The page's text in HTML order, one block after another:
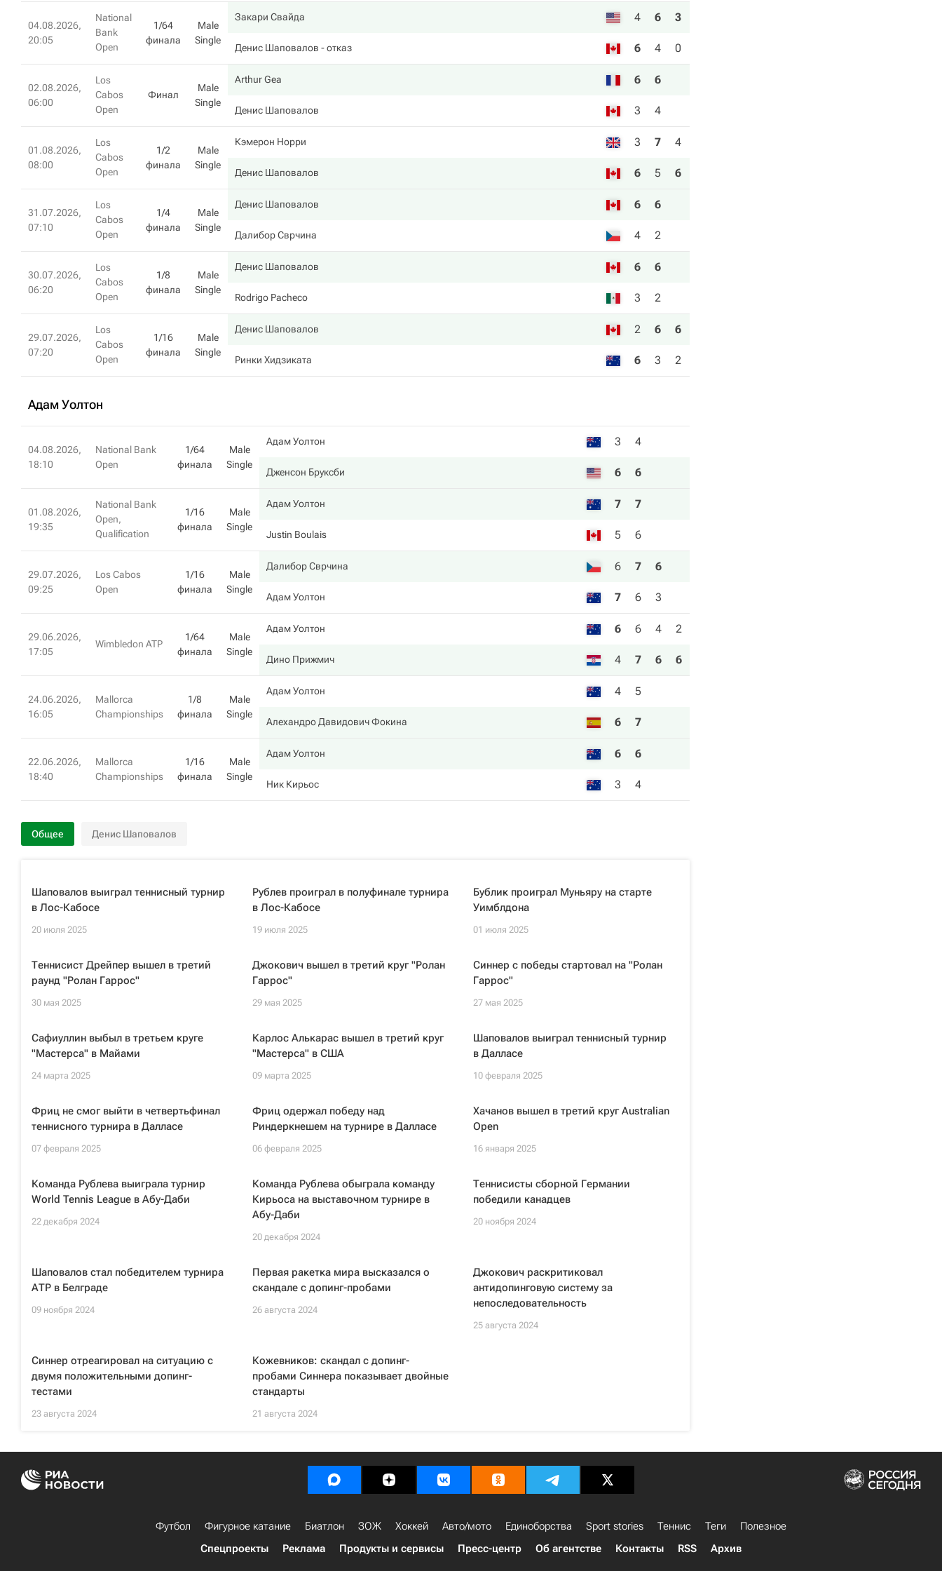
04.08.2026,
20:05
National
Bank
Open
1/64
финала
Male
Single
Закари Свайда 4 6 3
Денис Шаповалов - отказ 6 4 0
02.08.2026,
06:00
Los
Cabos
Open
Финал
Male
Single
Arthur Gea 6 6
Денис Шаповалов 3 4
01.08.2026,
08:00
Los
Cabos
Open
1/2
финала
Male
Single
Кэмерон Норри 3 7 4
Денис Шаповалов 6 5 6
31.07.2026,
07:10
Los
Cabos
Open
1/4
финала
Male
Single
Денис Шаповалов 6 6
Далибор Сврчина 4 2
30.07.2026,
06:20
Los
Cabos
Open
1/8
финала
Male
Single
Денис Шаповалов 6 6
Rodrigo Pacheco 3 2
29.07.2026,
07:20
Los
Cabos
Open
1/16
финала
Male
Single
Денис Шаповалов 2 6 6
Ринки Хидзиката 6 3 2
Адам Уолтон
04.08.2026,
18:10
National Bank
Open
1/64
финала
Male
Single
Адам Уолтон 3 4
Дженсон Бруксби 6 6
01.08.2026,
19:35
National Bank
Open,
Qualification
1/16
финала
Male
Single
Адам Уолтон 7 7
Justin Boulais 5 6
29.07.2026,
09:25
Los Cabos
Open
1/16
финала
Male
Single
Далибор Сврчина 6 7 6
Адам Уолтон 7 6 3
29.06.2026,
17:05
Wimbledon ATP
1/64
финала
Male
Single
Адам Уолтон 6 6 4 2
Дино Прижмич 4 7 6 6
24.06.2026,
16:05
Mallorca
Championships
1/8
финала
Male
Single
Адам Уолтон 4 5
Алехандро Давидович Фокина 6 7
22.06.2026,
18:40
Mallorca
Championships
1/16
финала
Male
Single
Адам Уолтон 6 6
Ник Кирьос 3 4
Общее Денис Шаповалов
Шаповалов выиграл теннисный турнир
в Лос-Кабосе
20 июля 2025
Рублев проиграл в полуфинале турнира
в Лос-Кабосе
19 июля 2025
Бублик проиграл Муньяру на старте
Уимблдона
01 июля 2025
Теннисист Дрейпер вышел в третий
раунд "Ролан Гаррос"
30 мая 2025
Джокович вышел в третий круг "Ролан
Гаррос"
29 мая 2025
Синнер с победы стартовал на "Ролан
Гаррос"
27 мая 2025
Сафиуллин выбыл в третьем круге
"Мастерса" в Майами
24 марта 2025
Карлос Алькарас вышел в третий круг
"Мастерса" в США
09 марта 2025
Шаповалов выиграл теннисный турнир
в Далласе
10 февраля 2025
Фриц не смог выйти в четвертьфинал
теннисного турнира в Далласе
07 февраля 2025
Фриц одержал победу над
Риндеркнешем на турнире в Далласе
06 февраля 2025
Хачанов вышел в третий круг Australian
Open
16 января 2025
Команда Рублева выиграла турнир
World Tennis League в Абу-Даби
22 декабря 2024
Команда Рублева обыграла команду
Кирьоса на выставочном турнире в
Абу-Даби
20 декабря 2024
Теннисисты сборной Германии
победили канадцев
20 ноября 2024
Шаповалов стал победителем турнира
АТР в Белграде
09 ноября 2024
Первая ракетка мира высказался о
скандале с допинг-пробами
26 августа 2024
Джокович раскритиковал
антидопинговую систему за
непоследовательность
25 августа 2024
Синнер отреагировал на ситуацию с
двумя положительными допинг-
тестами
23 августа 2024
Кожевников: скандал с допинг-
пробами Синнера показывает двойные
стандарты
21 августа 2024
Футбол Фигурное катание Биатлон ЗОЖ Хоккей Авто/мото Единоборства Sport stories Теннис Теги
Полезное
Спецпроекты
Реклама Продукты и сервисы Пресс-центр Об агентстве Контакты RSS Архив